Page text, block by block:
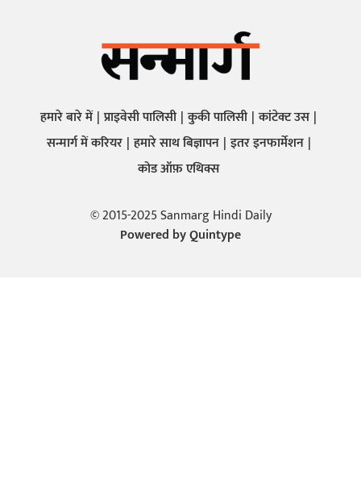
हमारे बारे में प्राइवेसी पालिसी कुकी पालिसी कांटेक्ट उस
सन्मार्ग में करियर हमारे साथ बिज्ञापन इतर इनफार्मेशन
कोड ऑफ़ एथिक्स
© 2015-2025 Sanmarg Hindi Daily
Powered byQuintype